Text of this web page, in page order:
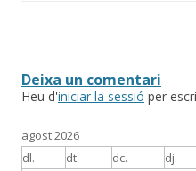
Deixa un comentari
Heu d'iniciar la sessió per
agost 2026
dl.
dt. dc. dj.